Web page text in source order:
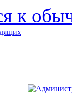
к